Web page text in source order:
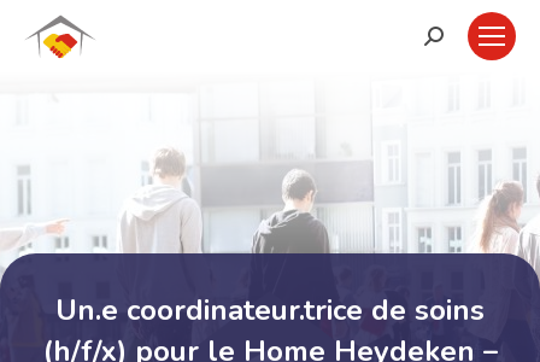
Recherche
Un.e coordinateur.trice de soins
(h/f/x) pour le Home Heydeken –